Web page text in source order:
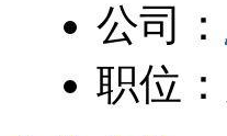
公司：
职位：